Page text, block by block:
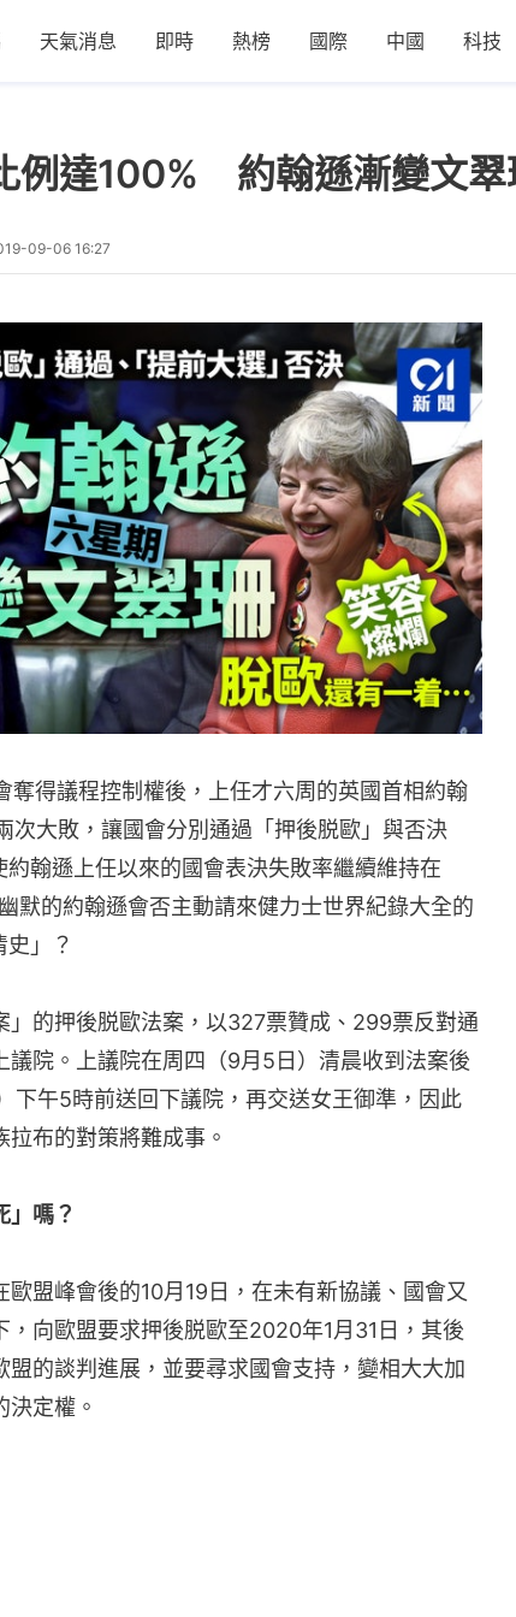
天氣消息 即時 熱榜 國際 中國 科技
例達100% 約翰遜漸變文翠
09-06 16:27
奪得議程控制權後，上任才六周的英國首相約翰
次大敗，讓國會分別通過「押後脱歐」與否決
約翰遜上任以來的國會表決失敗率繼續維持在
默的約翰遜會否主動請來健力士世界紀錄大全的
」？
」的押後脱歐法案，以327票贊成、299票反對通
議院。上議院在周四（9月5日）清晨收到法案後
下午5時前送回下議院，再交送女王御準，因此
布的對策將難成事。
」嗎？
盟峰會後的10月19日，在未有新協議、國會又
，向歐盟要求押後脱歐至2020年1月31日，其後
盟的談判進展，並要尋求國會支持，變相大大加
定權。